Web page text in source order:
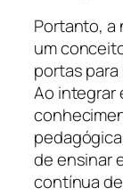
Portanto, a
um
portas
Ao integrar
de ensinar
contínua